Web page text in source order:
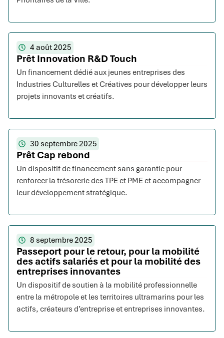
4 août 2025
Prêt Innovation R&D Touch
Un financement dédié aux jeunes entreprises des
Industries Culturelles et Créatives pour développer leurs
projets innovants et créatifs.
30 septembre 2025
Prêt Cap rebond
Un dispositif de financement sans garantie pour
renforcer la trésorerie des TPE et PME et accompagner
leur développement stratégique.
8 septembre 2025
Passeport pour le retour, pour la mobilité
des actifs salariés et pour la mobilité des
entreprises innovantes
Un dispositif de soutien à la mobilité professionnelle
entre la métropole et les territoires ultramarins pour les
actifs, créateurs d’entreprise et entreprises innovantes.